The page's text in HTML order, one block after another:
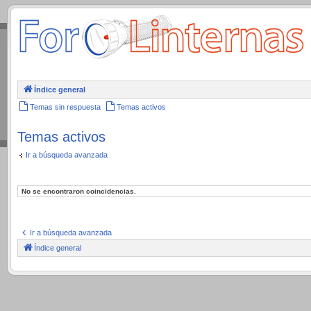
.
Índice general
Temas sin respuesta Temas activos
Temas activos
Ir a búsqueda avanzada
No se encontraron coincidencias.
Ir a búsqueda avanzada
Índice general
.